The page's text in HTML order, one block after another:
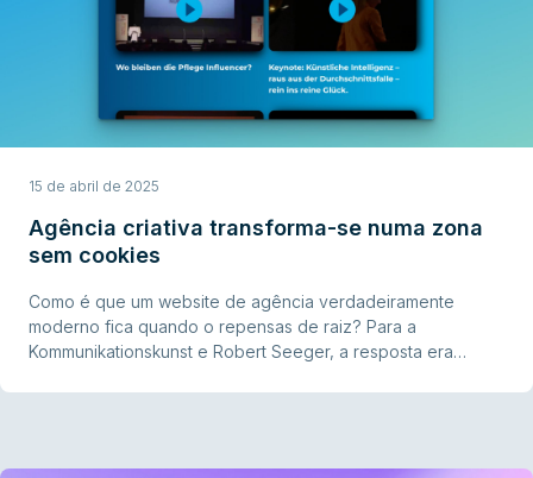
15 de abril de 2025
Agência criativa transforma-se numa zona
sem cookies
Como é que um website de agência verdadeiramente
moderno fica quando o repensas de raiz? Para a
Kommunikationskunst e Robert Seeger, a resposta era